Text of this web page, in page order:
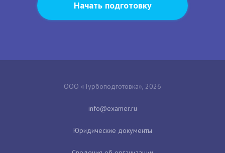
Начать подготовку
ООО «Турбоподготовка», 2026
Юридические документы